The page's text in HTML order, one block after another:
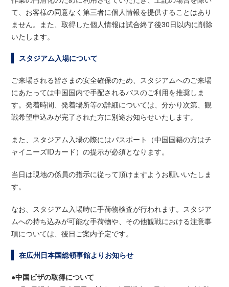
て、お客様の同意なく第三者に個人情報を提供することはあり
ません。また、取得した個人情報は試合終了後30日以内に削除
いたします。
スタジアム入場について
ご来場される皆さまの安全確保のため、スタジアムへのご来場
にあたっては中国国内で手配されるバスのご利用を推奨しま
す。発着時間、発着場所等の詳細については、分かり次第、観
戦希望申込みが完了された方に別途お知らせいたします。
また、スタジアム入場の際にはパスポート（中国国籍の方はチ
ャイニーズIDカード）の提示が必須となります。
当日は現地の係員の指示に従って頂けますようお願いいたしま
す。
なお、スタジアム入場時に手荷物検査が行われます。スタジア
ムへの持ち込みが可能な手荷物や、その他観戦における注意事
項については、後日ご案内予定です。
在広州日本国総領事館よりお知らせ
●中国ビザの取得について